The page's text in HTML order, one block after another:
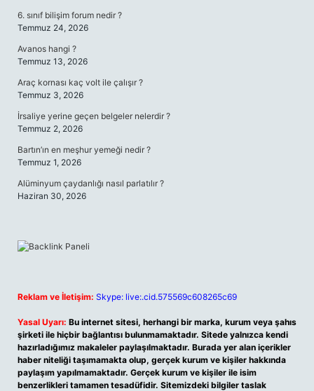
6. sınıf bilişim forum nedir ?
Temmuz 24, 2026
Avanos hangi ?
Temmuz 13, 2026
Araç kornası kaç volt ile çalışır ?
Temmuz 3, 2026
İrsaliye yerine geçen belgeler nelerdir ?
Temmuz 2, 2026
Bartın’ın en meşhur yemeği nedir ?
Temmuz 1, 2026
Alüminyum çaydanlığı nasıl parlatılır ?
Haziran 30, 2026
Reklam ve İletişim: Skype: live:.cid.575569c608265c69
Yasal Uyarı: Bu internet sitesi, herhangi bir marka, kurum veya şahıs
şirketi ile hiçbir bağlantısı bulunmamaktadır. Sitede yalnızca kendi
hazırladığımız makaleler paylaşılmaktadır. Burada yer alan içerikler
haber niteliği taşımamakta olup, gerçek kurum ve kişiler hakkında
paylaşım yapılmamaktadır. Gerçek kurum ve kişiler ile isim
benzerlikleri tamamen tesadüfidir. Sitemizdeki bilgiler taslak